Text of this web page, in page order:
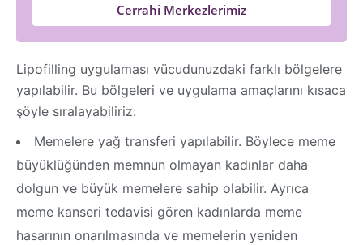
Lipofilling uygulaması vücudunuzdaki farklı bölgelere
yapılabilir. Bu bölgeleri ve uygulama amaçlarını kısaca
şöyle sıralayabiliriz:
Memelere yağ transferi yapılabilir. Böylece meme
büyüklüğünden memnun olmayan kadınlar daha
dolgun ve büyük memelere sahip olabilir. Ayrıca
meme kanseri tedavisi gören kadınlarda meme
hasarının onarılmasında ve memelerin yeniden
Cerrahi Merkezlerimiz